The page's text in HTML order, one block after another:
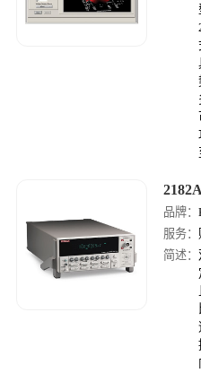
品牌：
服务：
简述：